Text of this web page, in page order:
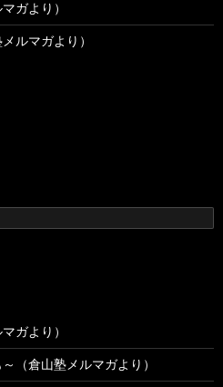
ガより）
ルマガより）
ガより）
（倉山塾メルマガより）